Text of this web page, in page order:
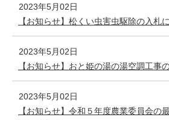
2023年5月02日
【お知らせ】松くい虫害虫駆除の入札
2023年5月02日
【お知らせ】おと姫の湯の湯空調工事
2023年5月02日
【お知らせ】令和５年度農業委員会の